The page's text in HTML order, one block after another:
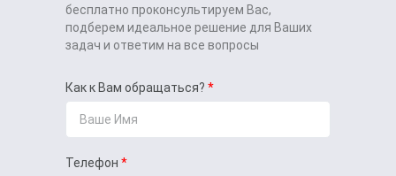
бесплатно проконсультируем Вас,
подберем идеальное решение для Ваших
задач и ответим на все вопросы
Как к Вам обращаться?
Телефон